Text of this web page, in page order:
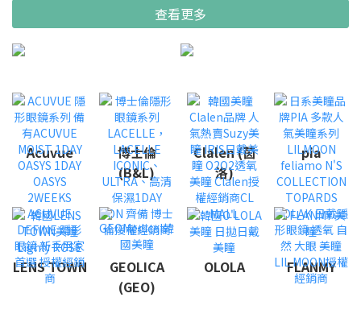
查看更多
Acuvue
博士倫
(B&L)
Clalen (茵
洛)
pia
LENS TOWN
GEOLICA
(GEO)
OLOLA FLANMY